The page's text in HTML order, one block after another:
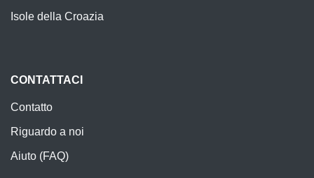
Isole della Croazia
CONTATTACI
Contatto
Riguardo a noi
Aiuto (FAQ)